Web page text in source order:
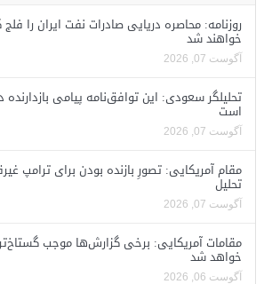
روزنامه: محاصره دریایی صادرات نفت ایران را
خواهند شد
آگوست 07, 2026
تحلیلگر سعودی: این توافق‌نامه پیامی بازدارنده
است
آگوست 07, 2026
مقام آمریکایی: تصورِ بازنده بودن برای ترامپ
تحلیل
آگوست 07, 2026
مقامات آمریکایی: برخی گزارش‌ها موجب
خواهد شد
آگوست 06, 2026